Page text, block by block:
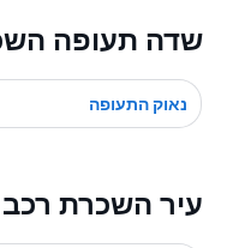
שדה תעופה
נאוק התעופה
עיר השכרת רכב